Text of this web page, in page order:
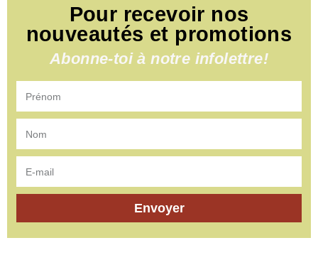
Pour recevoir nos
nouveautés et promotions
Abonne-toi à notre infolettre!
Envoyer